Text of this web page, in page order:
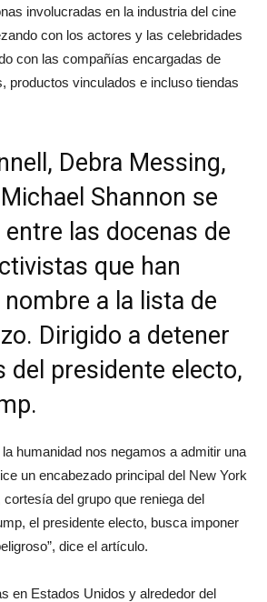
involucradas en la industria del cine
con los actores y las celebridades
con las compañías encargadas de
productos vinculados e incluso tiendas
Debra Messing,
Shannon se
las docenas de
que han
a la lista de
Dirigido a detener
del presidente electo,
humanidad nos negamos a admitir una
un encabezado principal del New York
del grupo que reniega del
el presidente electo, busca imponer
dice el artículo.
en Estados Unidos y alrededor del